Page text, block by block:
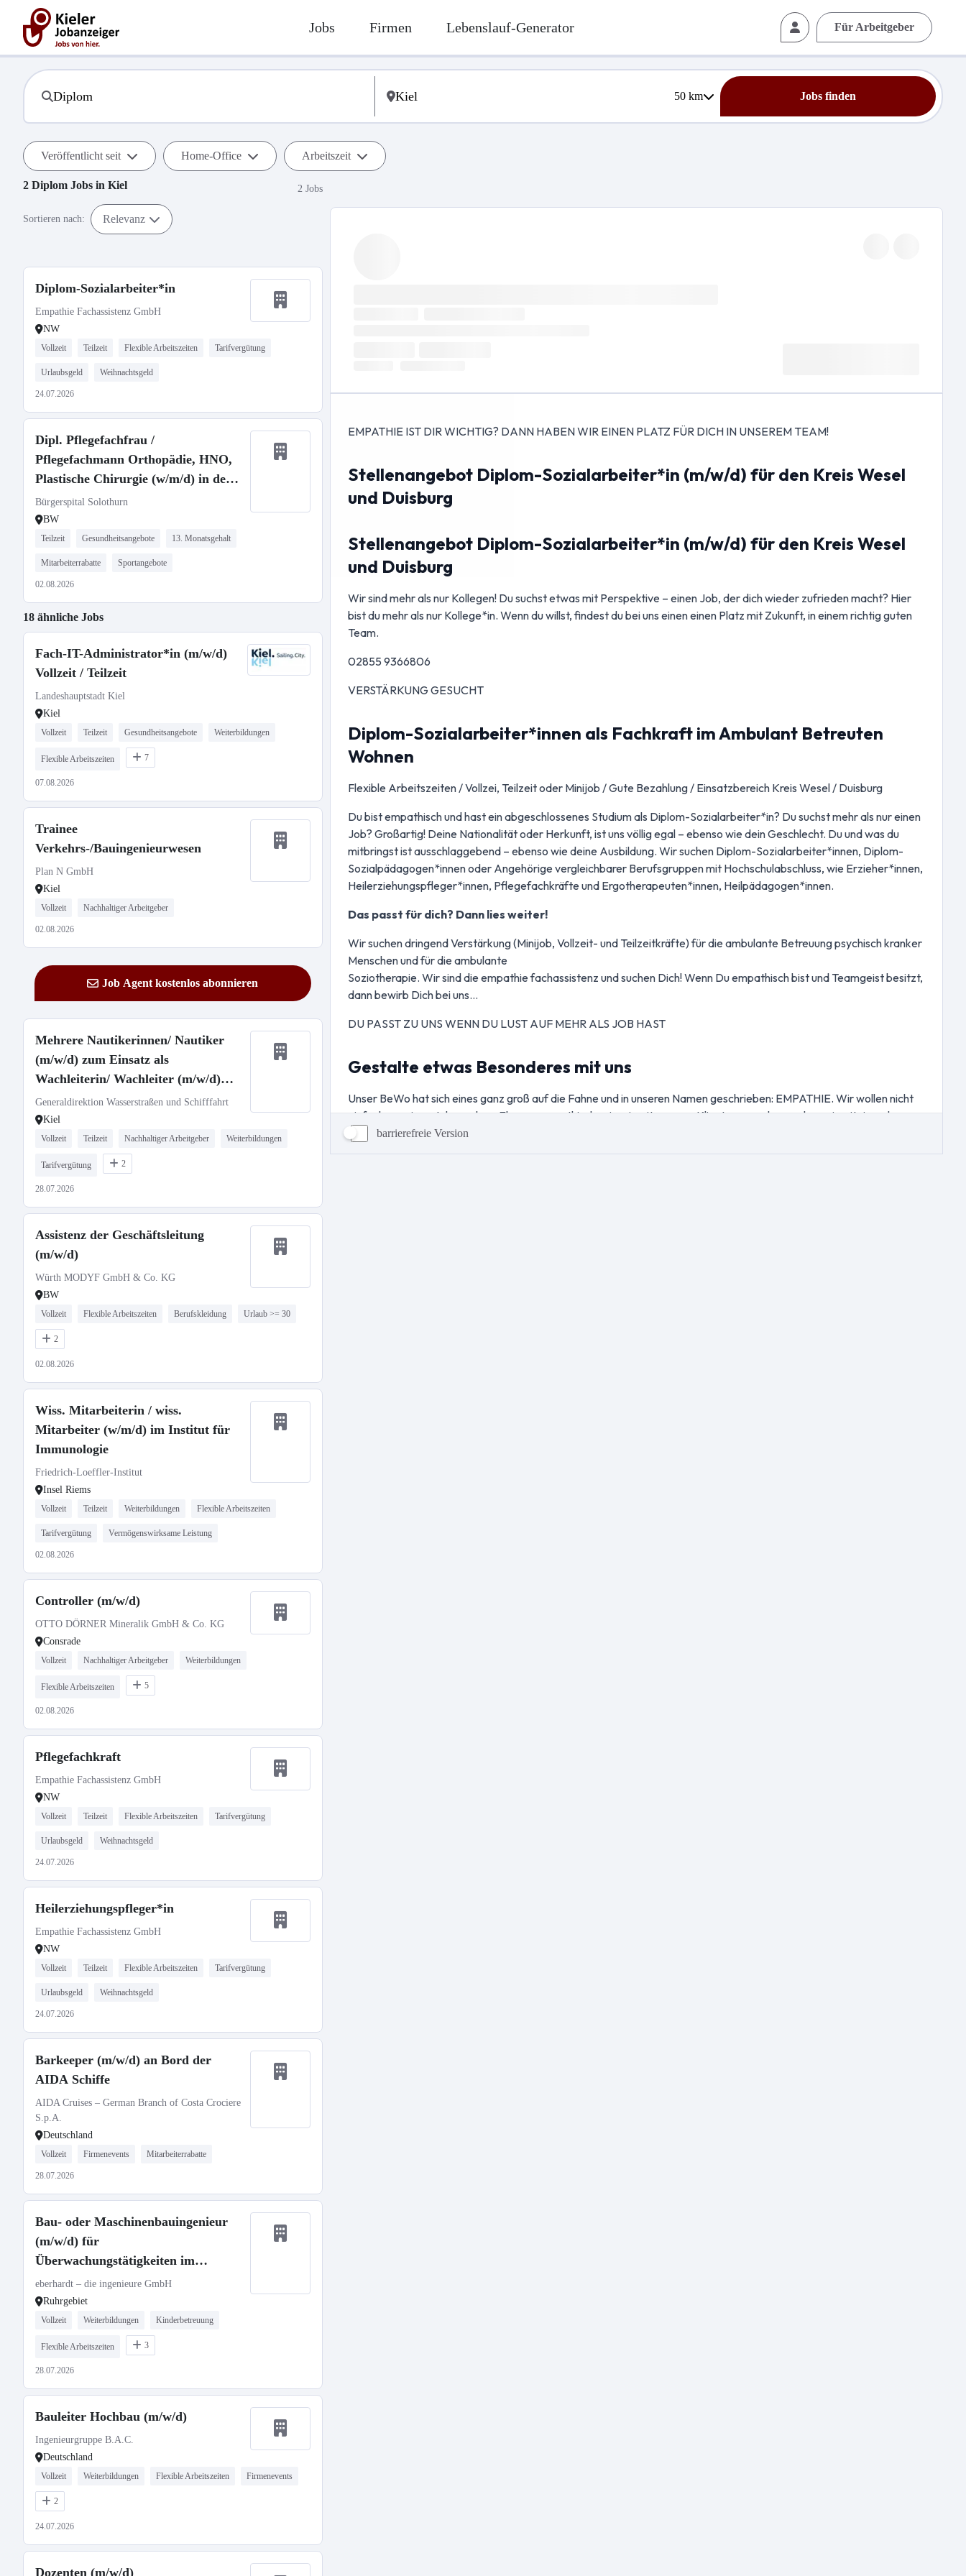
Jobs Firmen Lebenslauf-Generator Für Arbeitgeber
50km Jobs finden
Veröffentlicht seit Home-Office Arbeitszeit
2 Diplom Jobs in Kiel 2 Jobs
Sortieren nach: Relevanz
Diplom-Sozialarbeiter*in
Empathie Fachassistenz GmbH
NW
Vollzeit Teilzeit Flexible Arbeitszeiten Tarifvergütung
Urlaubsgeld Weihnachtsgeld
24.07.2026
Dipl. Pflegefachfrau /
Pflegefachmann Orthopädie, HNO,
Plastische Chirurgie (w/m/d) in der
Schweiz
Bürgerspital Solothurn
BW
Teilzeit Gesundheitsangebote 13. Monatsgehalt
Mitarbeiterrabatte Sportangebote
02.08.2026
18 ähnliche Jobs
Fach-IT-Administrator*in (m/w/d)
Vollzeit / Teilzeit
Landeshauptstadt Kiel
Kiel
Vollzeit Teilzeit Gesundheitsangebote Weiterbildungen
Flexible Arbeitszeiten 7
07.08.2026
Trainee
Verkehrs-/Bauingenieurwesen
Plan N GmbH
Kiel
Vollzeit Nachhaltiger Arbeitgeber
02.08.2026
Job Agent kostenlos abonnieren
Mehrere Nautikerinnen/ Nautiker
(m/w/d) zum Einsatz als
Wachleiterin/ Wachleiter (m/w/d)
(Nautikerin/ Nautiker (m/w/d) vom
Dienst)
Generaldirektion Wasserstraßen und Schifffahrt
Kiel
Vollzeit Teilzeit Nachhaltiger Arbeitgeber Weiterbildungen
Tarifvergütung 2
28.07.2026
Assistenz der Geschäftsleitung
(m/w/d)
Würth MODYF GmbH & Co. KG
BW
Vollzeit Flexible Arbeitszeiten Berufskleidung Urlaub >= 30
2
02.08.2026
Wiss. Mitarbeiterin / wiss.
Mitarbeiter (w/m/d) im Institut für
Immunologie
Friedrich-Loeffler-Institut
Insel Riems
Vollzeit Teilzeit Weiterbildungen Flexible Arbeitszeiten
Tarifvergütung Vermögenswirksame Leistung
02.08.2026
Controller (m/w/d)
OTTO DÖRNER Mineralik GmbH & Co. KG
Consrade
Vollzeit Nachhaltiger Arbeitgeber Weiterbildungen
Flexible Arbeitszeiten 5
02.08.2026
Pflegefachkraft
Empathie Fachassistenz GmbH
NW
Vollzeit Teilzeit Flexible Arbeitszeiten Tarifvergütung
Urlaubsgeld Weihnachtsgeld
24.07.2026
Heilerziehungspfleger*in
Empathie Fachassistenz GmbH
NW
Vollzeit Teilzeit Flexible Arbeitszeiten Tarifvergütung
Urlaubsgeld Weihnachtsgeld
24.07.2026
Barkeeper (m/w/d) an Bord der
AIDA Schiffe
AIDA Cruises – German Branch of Costa Crociere
S.p.A.
Deutschland
Vollzeit Firmenevents Mitarbeiterrabatte
28.07.2026
Bau- oder Maschinenbauingenieur
(m/w/d) für
Überwachungstätigkeiten im
Bauwesen (Ruhrgebiet)
eberhardt – die ingenieure GmbH
Ruhrgebiet
Vollzeit Weiterbildungen Kinderbetreuung
Flexible Arbeitszeiten 3
28.07.2026
Bauleiter Hochbau (m/w/d)
Ingenieurgruppe B.A.C.
Deutschland
Vollzeit Weiterbildungen Flexible Arbeitszeiten Firmenevents
2
24.07.2026
Dozenten (m/w/d)
barrierefreie Version